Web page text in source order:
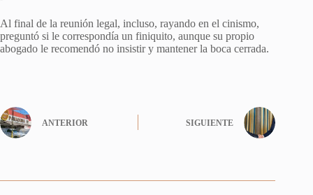
Al final de la reunión legal, incluso, rayando en el cinismo,
preguntó si le correspondía un finiquito, aunque su propio
abogado le recomendó no insistir y mantener la boca cerrada.
ANTERIOR SIGUIENTE